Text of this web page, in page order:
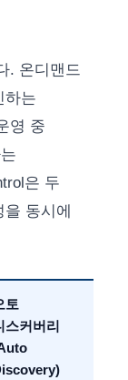
. 온디맨드
하는
영 중
은 두
동시에
토
스커버리